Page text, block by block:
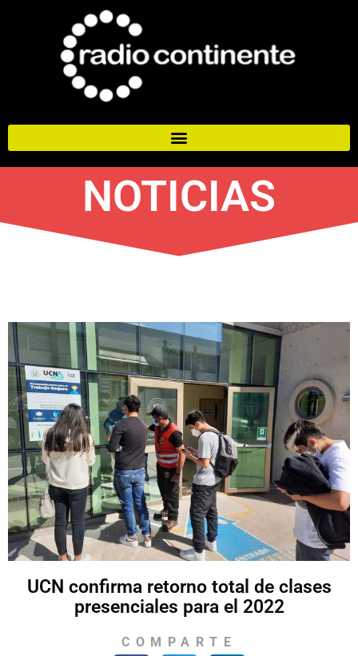
NOTICIAS
UCN confirma retorno total de clases
presenciales para el 2022
COMPARTE